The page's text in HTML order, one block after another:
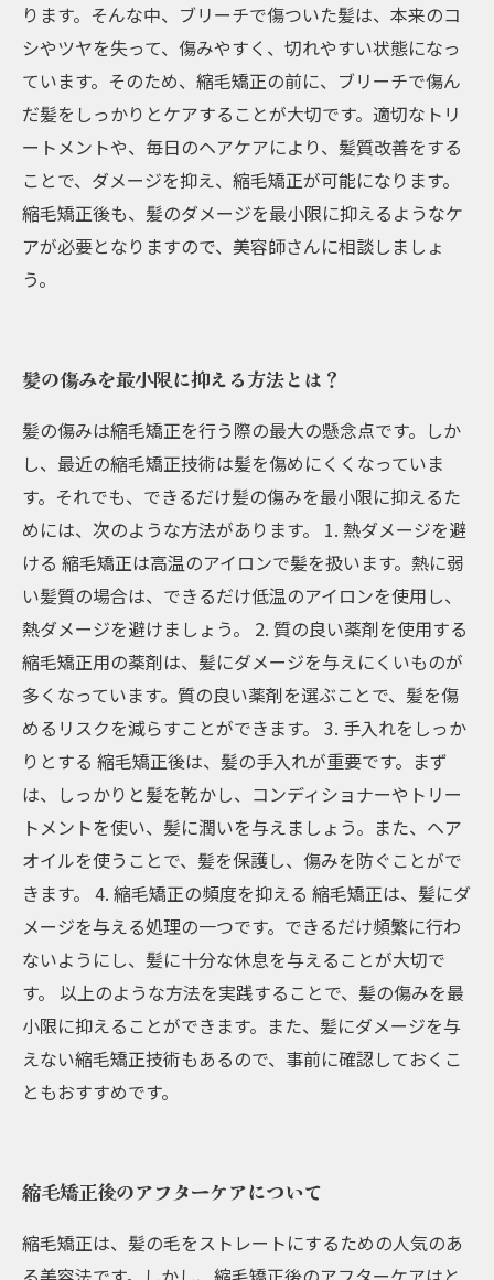
ります。そんな中、ブリーチで傷ついた髪は、本来のコ
シやツヤを失って、傷みやすく、切れやすい状態になっ
ています。そのため、縮毛矯正の前に、ブリーチで傷ん
だ髪をしっかりとケアすることが大切です。適切なトリ
ートメントや、毎日のヘアケアにより、髪質改善をする
ことで、ダメージを抑え、縮毛矯正が可能になります。
縮毛矯正後も、髪のダメージを最小限に抑えるようなケ
アが必要となりますので、美容師さんに相談しましょ
う。
髪の傷みを最小限に抑える方法とは？
髪の傷みは縮毛矯正を行う際の最大の懸念点です。しか
し、最近の縮毛矯正技術は髪を傷めにくくなっていま
す。それでも、できるだけ髪の傷みを最小限に抑えるた
めには、次のような方法があります。 1. 熱ダメージを避
ける 縮毛矯正は高温のアイロンで髪を扱います。熱に弱
い髪質の場合は、できるだけ低温のアイロンを使用し、
熱ダメージを避けましょう。 2. 質の良い薬剤を使用する
縮毛矯正用の薬剤は、髪にダメージを与えにくいものが
多くなっています。質の良い薬剤を選ぶことで、髪を傷
めるリスクを減らすことができます。 3. 手入れをしっか
りとする 縮毛矯正後は、髪の手入れが重要です。まず
は、しっかりと髪を乾かし、コンディショナーやトリー
トメントを使い、髪に潤いを与えましょう。また、ヘア
オイルを使うことで、髪を保護し、傷みを防ぐことがで
きます。 4. 縮毛矯正の頻度を抑える 縮毛矯正は、髪にダ
メージを与える処理の一つです。できるだけ頻繁に行わ
ないようにし、髪に十分な休息を与えることが大切で
す。 以上のような方法を実践することで、髪の傷みを最
小限に抑えることができます。また、髪にダメージを与
えない縮毛矯正技術もあるので、事前に確認しておくこ
ともおすすめです。
縮毛矯正後のアフターケアについて
縮毛矯正は、髪の毛をストレートにするための人気のあ